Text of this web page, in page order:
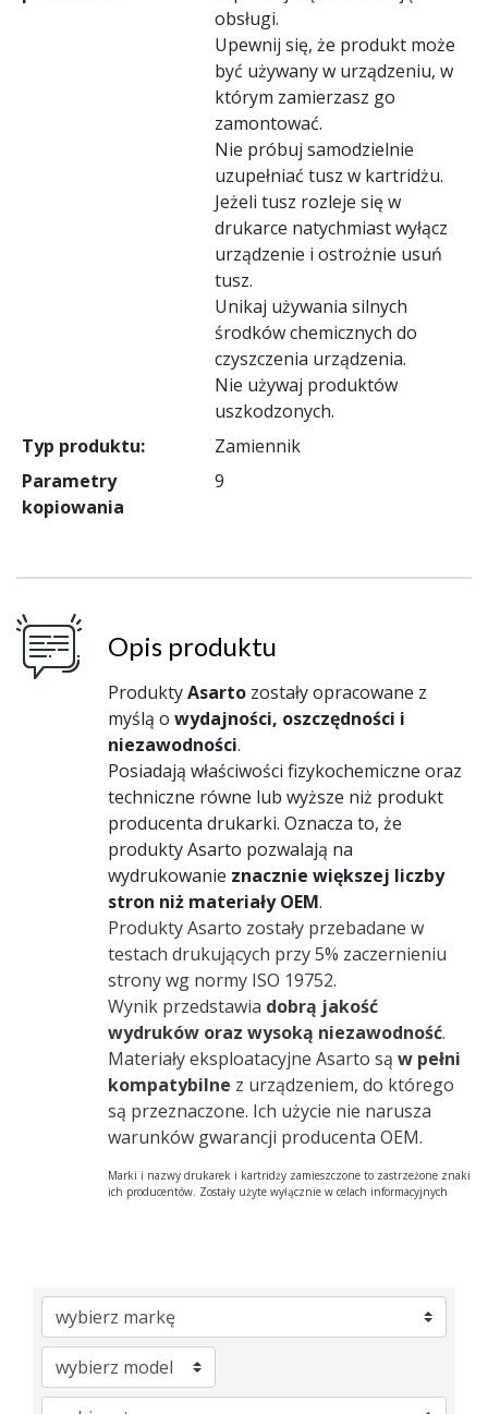
obsługi.
Upewnij się, że produkt może
być używany w urządzeniu, w
którym zamierzasz go
zamontować.
Nie próbuj samodzielnie
uzupełniać tusz w kartridżu.
Jeżeli tusz rozleje się w
drukarce natychmiast wyłącz
urządzenie i ostrożnie usuń
tusz.
Unikaj używania silnych
środków chemicznych do
czyszczenia urządzenia.
Nie używaj produktów
uszkodzonych.
Typ produktu:
Zamiennik
Parametry
kopiowania
9
Opis produktu
ProduktyAsarto zostały opracowane z
myślą o wydajności, oszczędności i
niezawodności.
Posiadają właściwości fizykochemiczne oraz
techniczne równe lub wyższe niż produkt
producenta drukarki. Oznacza to, że
produkty Asarto pozwalają na
wydrukowanie znacznie większej liczby
stron niż materiały OEM.
Produkty Asarto zostały przebadane w
testach drukujących przy 5% zaczernieniu
strony wg normy ISO 19752.
Wynik przedstawia dobrą jakość
wydruków oraz wysoką niezawodność.
Materiały eksploatacyjne Asarto są w pełni
kompatybilne z urządzeniem, do którego
są przeznaczone. Ich użycie nie narusza
warunków gwarancji producenta OEM.
Marki i nazwy drukarek i kartridży zamieszczone to zastrzeżone znaki
ich producentów. Zostały użyte wyłącznie w celach informacyjnych